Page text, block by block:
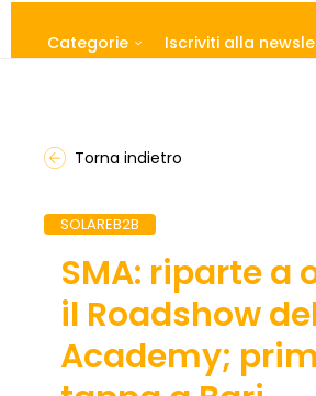
Categorie Iscriviti alla
Torna indietro
SOLAREB2B
SMA: riparte a
il Roadshow
Academy;